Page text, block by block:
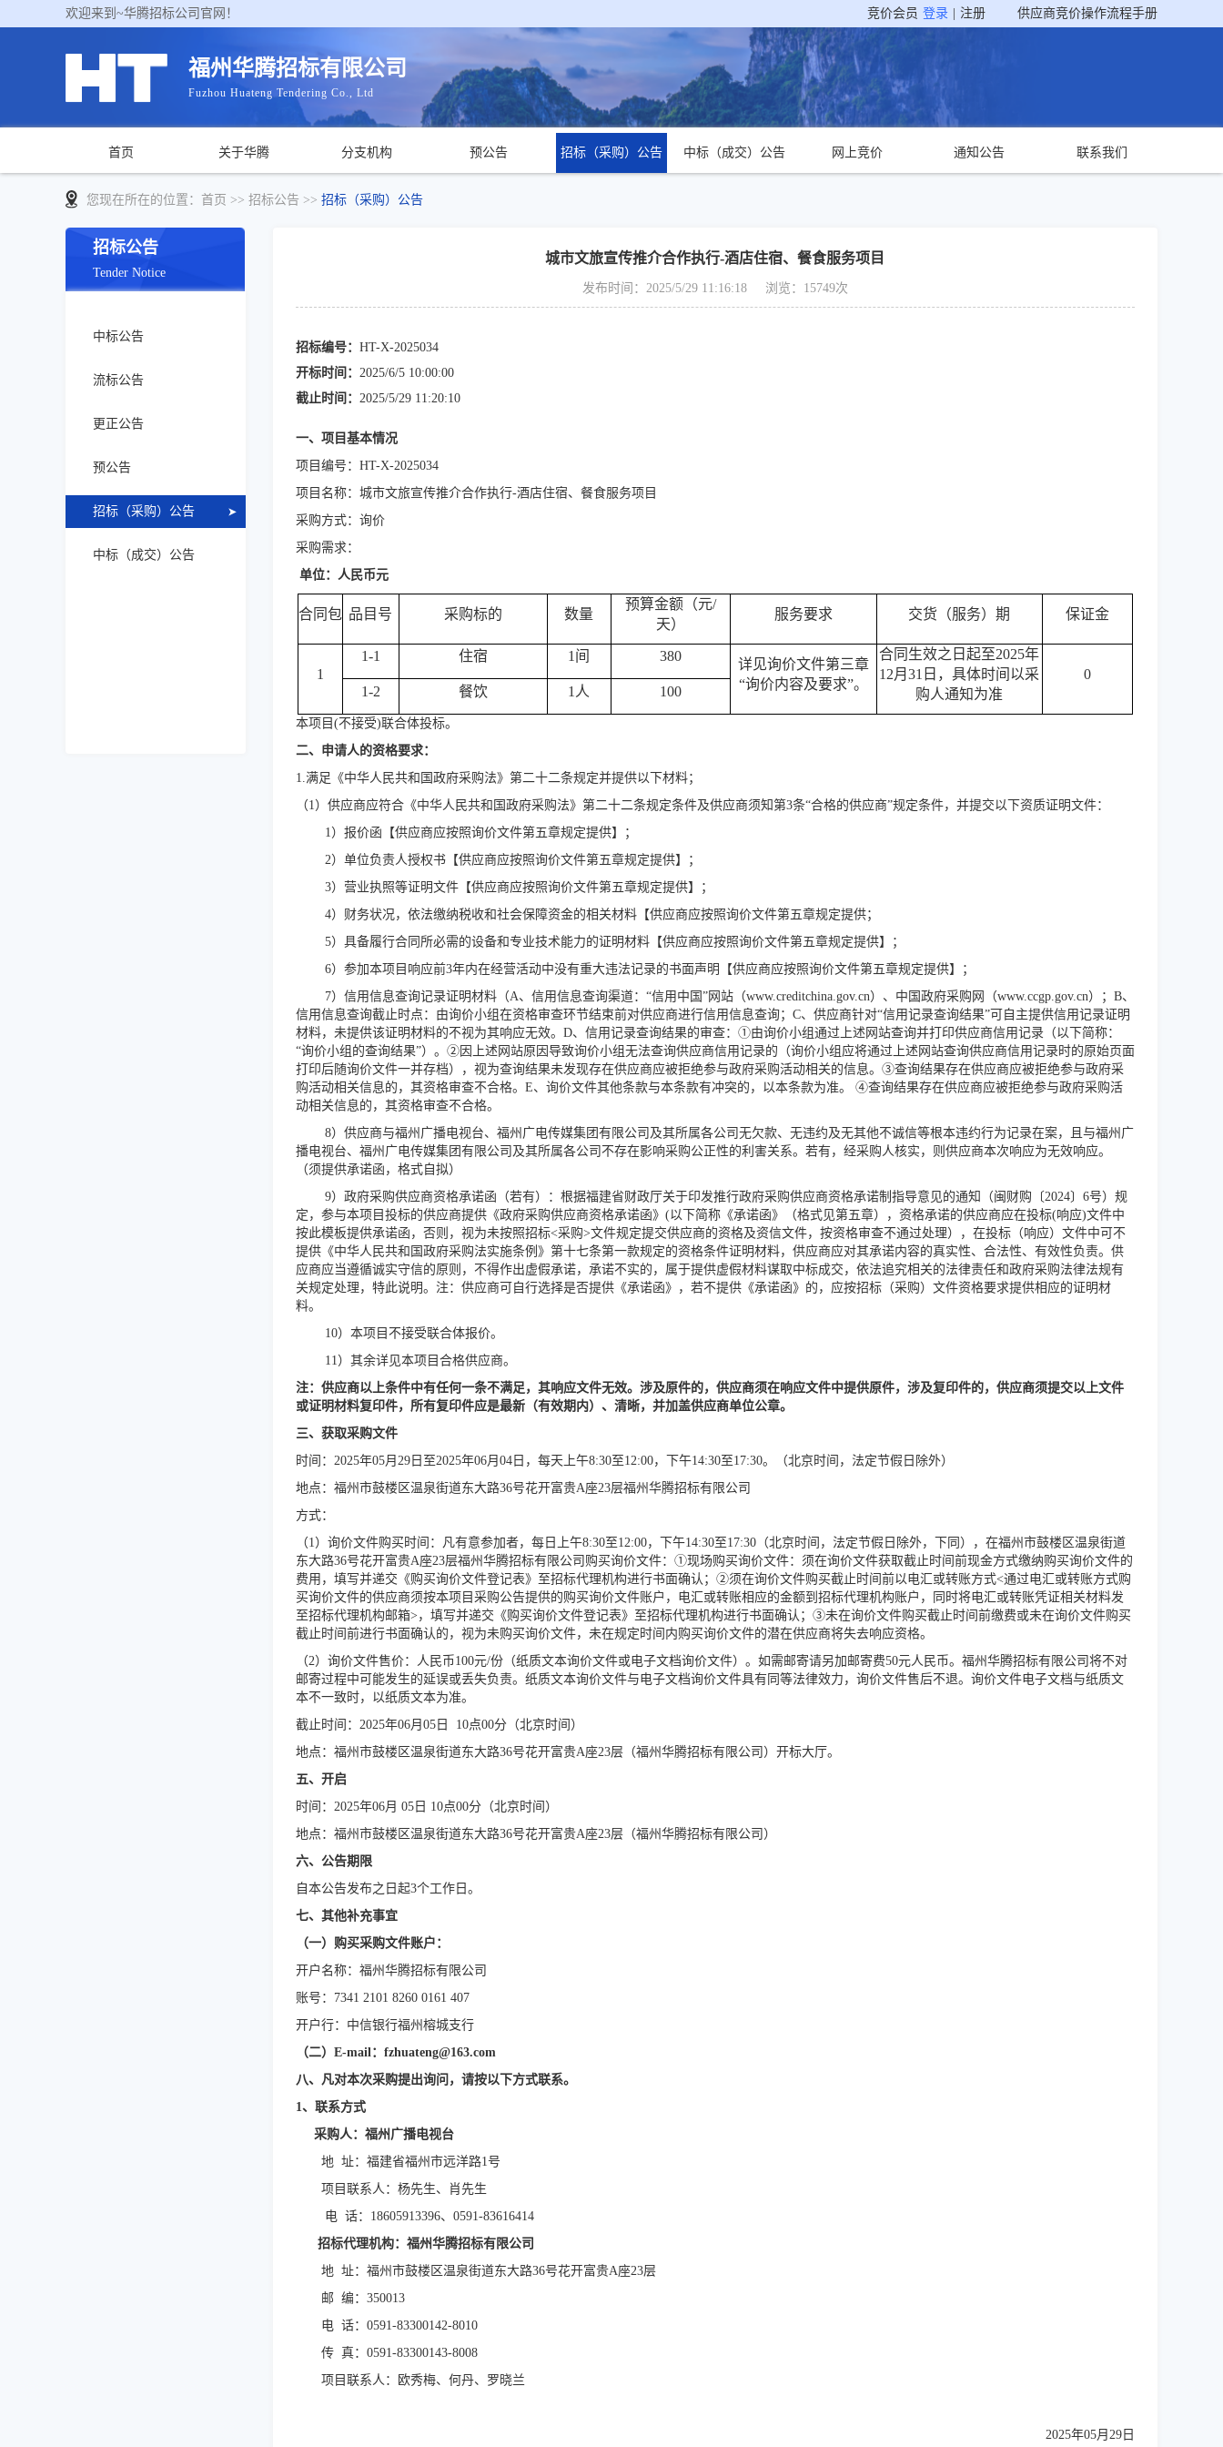
欢迎来到~华腾招标公司官网！ 竞价会员 登录 注册 供应商竞价操作流程手册
福州华腾招标有限公司
Fuzhou Huateng Tendering Co., Ltd
首页 关于华腾 分支机构 预公告 招标（采购）公告 中标（成交）公告 网上竞价 通知公告 联系我们
您现在所在的位置： 首页 >> 招标公告 >> 招标（采购）公告
招标公告
Tender Notice
中标公告
流标公告
更正公告
预公告
招标（采购）公告
中标（成交）公告
城市文旅宣传推介合作执行-酒店住宿、餐食服务项目
发布时间：2025/5/29 11:16:18 浏览：15749次
招标编号： HT-X-2025034
开标时间： 2025/6/5 10:00:00
截止时间： 2025/5/29 11:20:10
一、项目基本情况
项目编号： HT-X-2025034
项目名称： 城市文旅宣传推介合作执行-酒店住宿、餐食服务项目
采购方式： 询价
采购需求：
单位：人民币元
合同包 品目号 采购标的 数量
预算金额（元/
天）
服务要求 交货（服务）期 保证金
1
1-1 住宿 1 间 380
详见询价文件第三章
“询价内容及要求”。
合同生效之日起至2025年
12月31日，具体时间以采
购人通知为准
0
1-2
餐饮 1 人 100
本项目 (不接受)联合体投标。
二、申请人的资格要求：
1.满足《中华人民共和国政府采购法》第二十二条规定并提供以下材料；
（1）供应商应符合《中华人民共和国政府采购法》第二十二条规定条件及供应商须知第3条“合格的供应商”规定条件，并提交以下资质证明文件：
1）报价函【供应商应按照询价文件第五章规定提供】；
2）单位负责人授权书【供应商应按照询价文件第五章规定提供】；
3）营业执照等证明文件【供应商应按照询价文件第五章规定提供】；
4）财务状况，依法缴纳税收和社会保障资金的相关材料【供应商应按照询价文件第五章规定提供；
5）具备履行合同所必需的设备和专业技术能力的证明材料【供应商应按照询价文件第五章规定提供】；
6）参加本项目响应前3年内在经营活动中没有重大违法记录的书面声明【供应商应按照询价文件第五章规定提供】；
7）信用信息查询记录证明材料（A、信用信息查询渠道：“信用中国”网站（www.creditchina.gov.cn）、中国政府采购网（www.ccgp.gov.cn）；B、
信用信息查询截止时点：由询价小组在资格审查环节结束前对供应商进行信用信息查询；C、供应商针对“信用记录查询结果”可自主提供信用记录证明
材料，未提供该证明材料的不视为其响应无效。D、信用记录查询结果的审查：①由询价小组通过上述网站查询并打印供应商信用记录（以下简称：
“询价小组的查询结果”）。②因上述网站原因导致询价小组无法查询供应商信用记录的（询价小组应将通过上述网站查询供应商信用记录时的原始页面
打印后随询价文件一并存档），视为查询结果未发现存在供应商应被拒绝参与政府采购活动相关的信息。③查询结果存在供应商应被拒绝参与政府采
购活动相关信息的，其资格审查不合格。E、询价文件其他条款与本条款有冲突的，以本条款为准。 ④查询结果存在供应商应被拒绝参与政府采购活
动相关信息的，其资格审查不合格。
8） 供应商与福州广播电视台、福州广电传媒集团有限公司及其所属各公司无欠款、无违约及无其他不诚信等根本违约行为记录在案，且与福州广
播电视台、福州广电传媒集团有限公司及其所属各公司不存在影响采购公正性的利害关系。若有，经采购人核实，则供应商本次响应为无效响应。
（须提供承诺函，格式自拟）
9）政府采购供应商资格承诺函（若有） ： 根据福建省财政厅关于印发推行政府采购供应商资格承诺制指导意见的通知（闽财购〔2024〕6号）规
定，参与本项目投标的供应商提供《政府采购供应商资格承诺函》(以下简称《承诺函》（格式见第五章），资格承诺的供应商应在投标(响应)文件中
按此模板提供承诺函，否则，视为未按照招标<采购>文件规定提交供应商的资格及资信文件，按资格审查不通过处理），在投标（响应）文件中可不
提供《中华人民共和国政府采购法实施条例》第十七条第一款规定的资格条件证明材料，供应商应对其承诺内容的真实性、合法性、有效性负责。供
应商应当遵循诚实守信的原则，不得作出虚假承诺，承诺不实的，属于提供虚假材料谋取中标成交，依法追究相关的法律责任和政府采购法律法规有
关规定处理，特此说明。注：供应商可自行选择是否提供《承诺函》，若不提供《承诺函》的，应按招标（采购）文件资格要求提供相应的证明材
料。
10） 本项目不接受联合体报价。
11） 其余详见本项目合格供应商。
注： 供应商以上条件中有任何一条不满足，其响应文件无效。涉及原件的，供应商须在响应文件中提供原件，涉及复印件的，供应商须提交以上文件
或证明材料复印件，所有复印件应是最新（有效期内）、清晰，并加盖供应商单位公章。
三、获取采购文件
时间： 2025年05月 29日至2025年06月 04日，每天上午8:30至12:00，下午14:30至17:30。（北京时间，法定节假日除外）
地点：福州市鼓楼区温泉街道东大路36号花开富贵A座23层福州华腾招标有限公司
方式：
（1）询价文件购买时间：凡有意参加者，每日上午8:30至12:00，下午14:30至17:30（北京时间，法定节假日除外，下同），在福州市鼓楼区温泉街道
东大路36号花开富贵A座23层福州华腾招标有限公司购买询价文件：①现场购买询价文件：须在询价文件获取截止时间前现金方式缴纳购买询价文件的
费用，填写并递交《购买询价文件登记表》至招标代理机构进行书面确认；②须在询价文件购买截止时间前以电汇或转账方式<通过电汇或转账方式购
买询价文件的供应商须按本项目采购公告提供的购买询价文件账户，电汇或转账相应的金额到招标代理机构账户，同时将电汇或转账凭证相关材料发
至招标代理机构邮箱>，填写并递交《购买询价文件登记表》至招标代理机构进行书面确认；③未在询价文件购买截止时间前缴费或未在询价文件购买
截止时间前进行书面确认的，视为未购买询价文件，未在规定时间内购买询价文件的潜在供应商将失去响应资格。
（2）询价文件售价：人民币100元/份（纸质文本询价文件或电子文档询价文件）。如需邮寄请另加邮寄费50元人民币。福州华腾招标有限公司将不对
邮寄过程中可能发生的延误或丢失负责。纸质文本询价文件与电子文档询价文件具有同等法律效力，询价文件售后不退。询价文件电子文档与纸质文
本不一致时，以纸质文本为准。
截止时间： 2025年06月 05日 10点00分（北京时间）
地点：福州市鼓楼区温泉街道东大路36号花开富贵A座23层（福州华腾招标有限公司）开标大厅。
五、开启
时间： 2025年06月 05日 10点00分（北京时间）
地点： 福州市鼓楼区温泉街道东大路36号花开富贵A座23层（福州华腾招标有限公司 ）
六、公告期限
自本公告发布之日起3个工作日。
七、其他补充事宜
（一）购买采购文件账户：
开户名称：福州华腾招标有限公司
账号： 7341 2101 8260 0161 407
开户行：中信银行福州榕城支行
（二） E-mail：fzhuateng@163.com
八、凡对本次采购提出询问，请按以下方式联系。
1、联系方式
采购人：福州广播电视台
地 址：福建省福州市远洋路1号
项目联系人：杨先生、肖先生
电 话： 18605913396、0591-83616414
招标代理机构：福州华腾招标有限公司
地 址：福州市鼓楼区温泉街道东大路36号花开富贵A座23层
邮 编：350013
电 话：0591-83300142-8010
传 真：0591-83300143-8008
项目联系人：欧秀梅、何丹、罗晓兰
2025年05月29日